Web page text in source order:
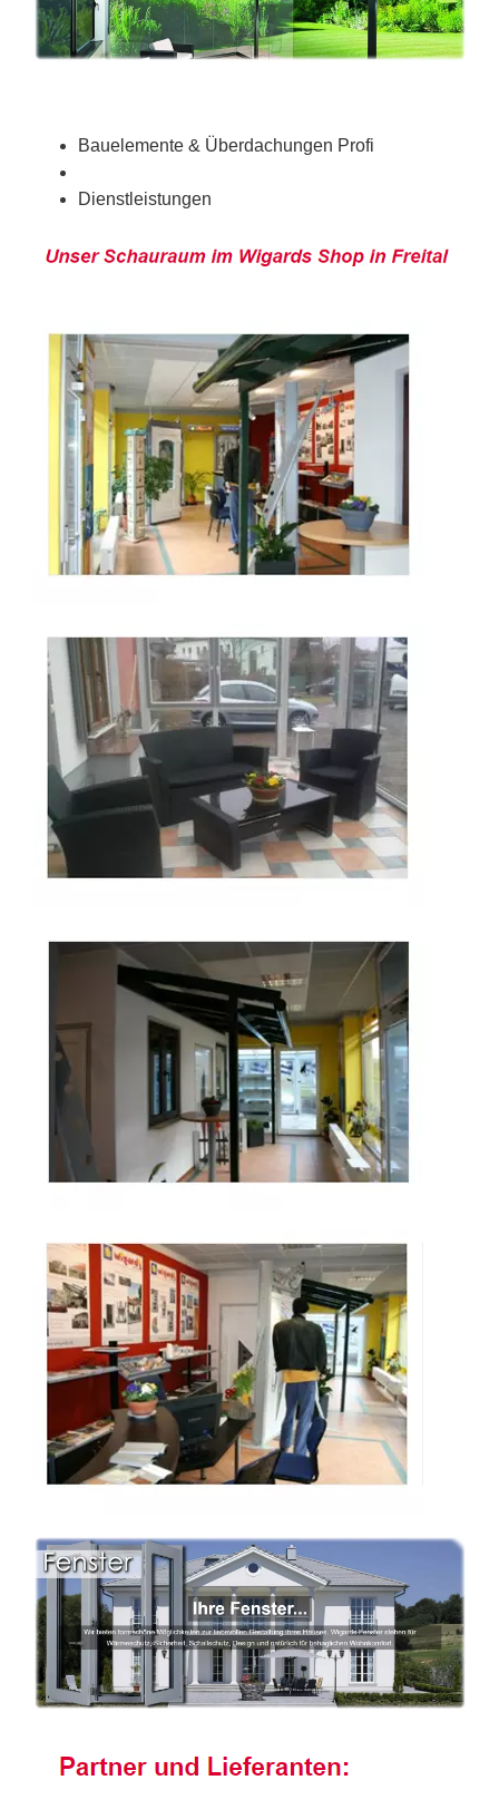
Bauelemente & Überdachungen Profi
Dienstleistungen